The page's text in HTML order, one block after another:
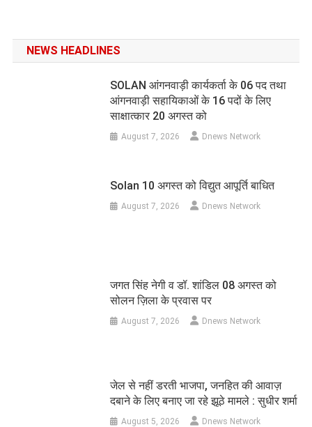
NEWS HEADLINES
SOLAN आंगनवाड़ी कार्यकर्ता के 06 पद तथा
आंगनवाड़ी सहायिकाओं के 16 पदों के लिए
साक्षात्कार 20 अगस्त को
August 7, 2026 Dnews Network
Solan 10 अगस्त को विद्युत आपूर्ति बाधित
August 7, 2026 Dnews Network
जगत सिंह नेगी व डॉ. शांडिल 08 अगस्त को
सोलन ज़िला के प्रवास पर
August 7, 2026 Dnews Network
जेल से नहीं डरती भाजपा, जनहित की आवाज़
दबाने के लिए बनाए जा रहे झूठे मामले : सुधीर शर्मा
August 5, 2026 Dnews Network